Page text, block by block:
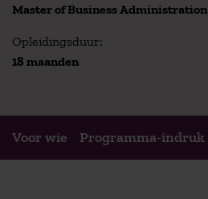
Master of Business Administration
Opleidingsduur:
18 maanden
Voor wie Programma-indruk